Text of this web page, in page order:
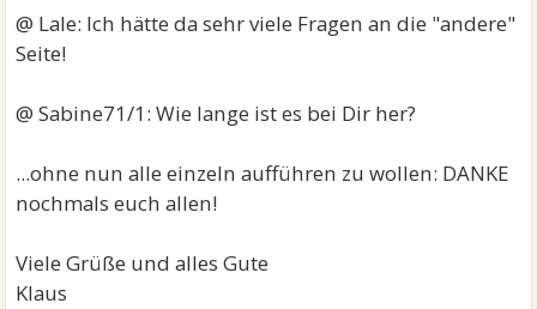
@ Lale: Ich hätte da sehr viele Fragen an die "andere"
Seite!
@ Sabine71/1: Wie lange ist es bei Dir her?
...ohne nun alle einzeln aufführen zu wollen: DANKE
nochmals euch allen!
Viele Grüße und alles Gute
Klaus